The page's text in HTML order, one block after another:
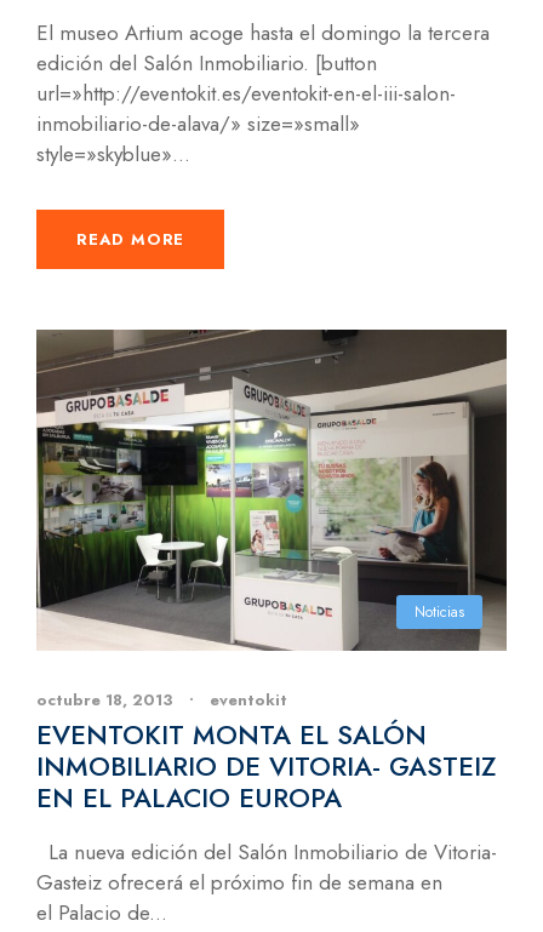
El museo Artium acoge hasta el domingo la tercera
edición del Salón Inmobiliario. [button
url=»http://eventokit.es/eventokit-en-el-iii-salon-
inmobiliario-de-alava/» size=»small»
style=»skyblue»...
READ MORE
Noticias
octubre 18, 2013 • eventokit
EVENTOKIT MONTA EL SALÓN
INMOBILIARIO DE VITORIA- GASTEIZ
EN EL PALACIO EUROPA
La nueva edición del Salón Inmobiliario de Vitoria-
Gasteiz ofrecerá el próximo fin de semana en
el Palacio de...